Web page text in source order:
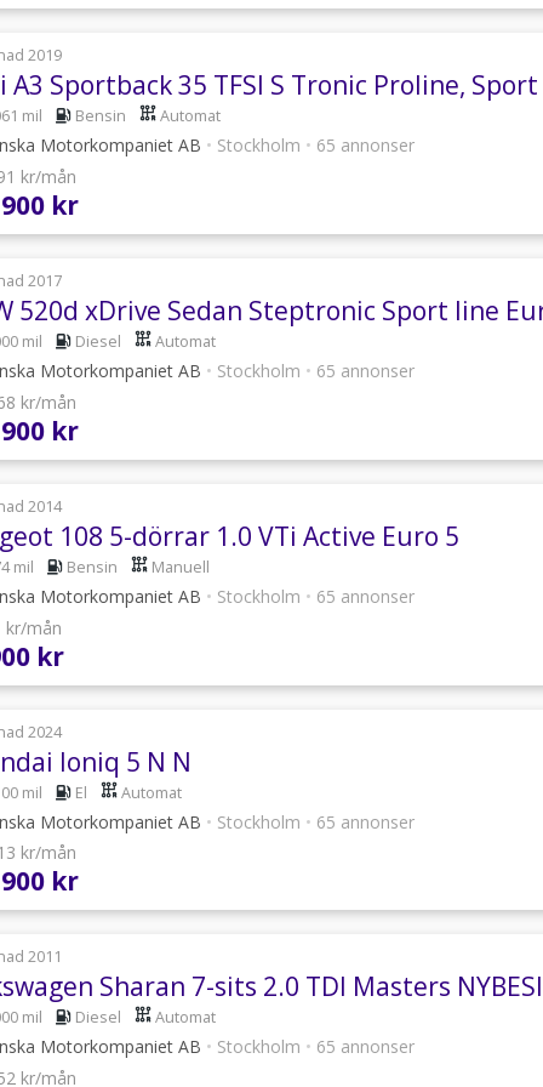
2019
A3 Sportback 35 TFSI S Tronic Proline,
mil Bensin Automat
Motorkompaniet AB • Stockholm • 65 annonser
kr/mån
kr
2017
520d xDrive Sedan Steptronic Sport line
mil Diesel Automat
Motorkompaniet AB • Stockholm • 65 annonser
kr/mån
kr
2014
108 5-dörrar 1.0 VTi Active Euro 5
mil Bensin Manuell
Motorkompaniet AB • Stockholm • 65 annonser
kr/mån
kr
2024
Ioniq 5 N N
mil El Automat
Motorkompaniet AB • Stockholm • 65 annonser
kr/mån
kr
2011
Sharan 7-sits 2.0 TDI Masters
mil Diesel Automat
Motorkompaniet AB • Stockholm • 65 annonser
kr/mån